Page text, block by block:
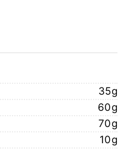
35g
60g
70g
10g